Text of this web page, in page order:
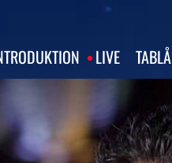
LIVE TABLÅ